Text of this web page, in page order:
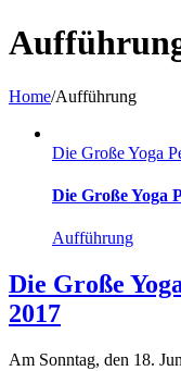
Home/Aufführung
Die Große Yoga
Die Große Yoga
Aufführung
Die Große
2017
Am Sonntag, den 18.